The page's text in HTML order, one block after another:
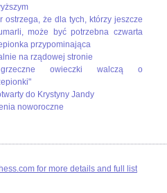
ostrzega, że dla tych, którzy jeszcze
może być potrzebna czwarta
przypominająca
na rządowej stronie
owieczki walczą o
do Krystyny Jandy
noworoczne